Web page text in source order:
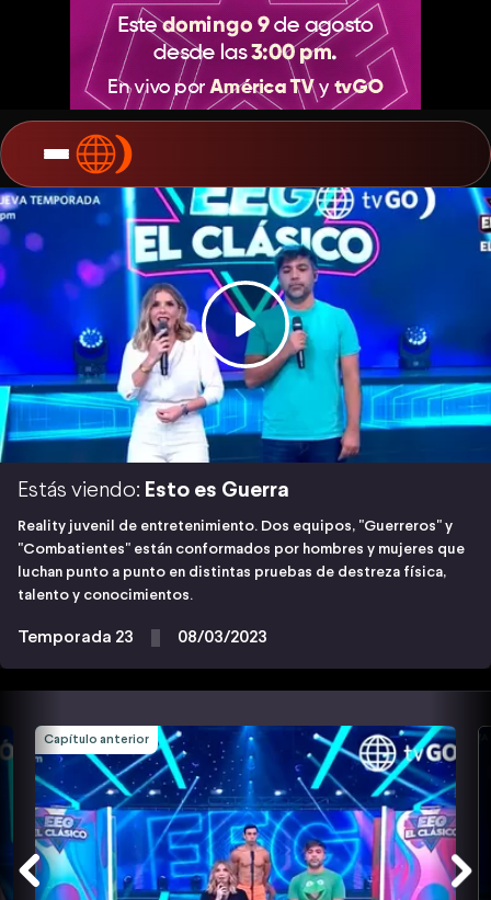
Estás viendo: Esto es Guerra
Reality juvenil de entretenimiento. Dos equipos, "Guerreros" y
"Combatientes" están conformados por hombres y mujeres que
luchan punto a punto en distintas pruebas de destreza física,
talento y conocimientos.
Temporada 23 08/03/2023
Capítulo anterior